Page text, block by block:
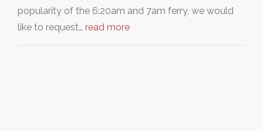
popularity of the 6:20am and 7am ferry, we would
like to request… read more